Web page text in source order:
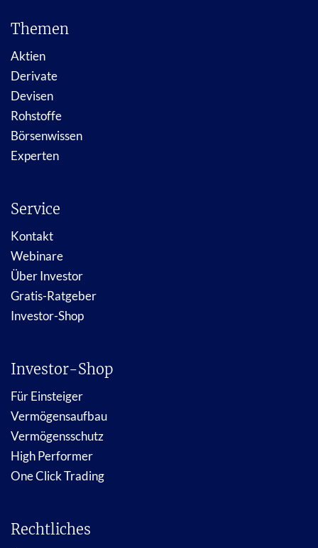
Themen
Aktien
Derivate
Devisen
Rohstoffe
Börsenwissen
Experten
Service
Kontakt
Webinare
Über Investor
Gratis-Ratgeber
Investor-Shop
Investor-Shop
Für Einsteiger
Vermögensaufbau
Vermögensschutz
High Performer
One Click Trading
Rechtliches